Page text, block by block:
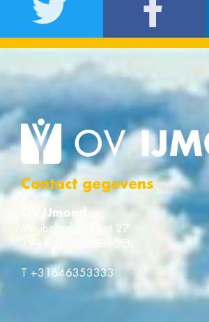
Contact gegevens
OV IJmond
Meubelmakerstraat 27
1991 JD VELSERBROEK
T +31646353333